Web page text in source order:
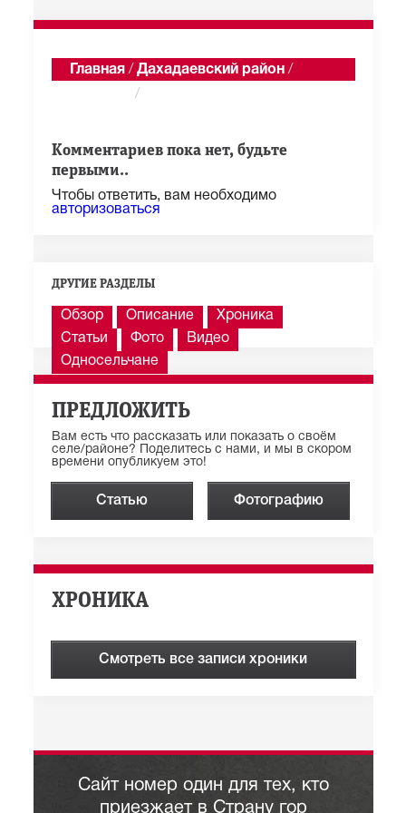
Главная / Дахадаевский район /
/
Показать последние 100 из 1 285 сообщений
Комментариев пока нет, будьте
первыми..
Чтобы ответить, вам необходимо
авторизоваться
ДРУГИЕ РАЗДЕЛЫ
Обзор Описание
Хроника
Статьи
Фото
Видео
Односельчане
ПРЕДЛОЖИТЬ
Вам есть что рассказать или показать о своём
селе/районе? Поделитесь с нами, и мы в скором
времени опубликуем это!
Статью Фотографию
ХРОНИКА
Смотреть все записи хроники
Сайт номер один для тех, кто
приезжает в Страну гор